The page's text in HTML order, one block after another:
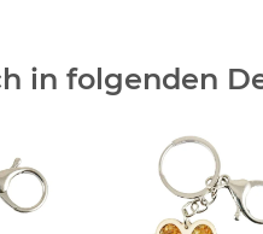
in folgenden